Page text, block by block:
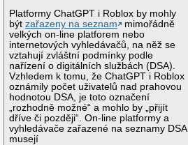
Platformy ChatGPT i Roblox by mohly
býtzařazeny na seznam
mimořádně
velkých on-line platforem nebo
internetových vyhledávačů, na něž se
vztahují zvláštní podmínky podle
nařízení o digitálních službách (DSA).
Vzhledem k tomu, že ChatGPT i Roblox
oznámily počet uživatelů nad prahovou
hodnotou DSA, je toto označení
„rozhodně možné“ a mohlo by „přijít
dříve či později“. On-line platformy a
vyhledávače zařazené na seznamy DSA
musejí